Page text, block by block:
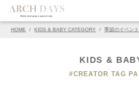
HOME / KIDS & BABY CATEGORY / 季節のイベント
KIDS &
#CREATOR TAG